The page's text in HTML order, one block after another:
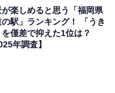
が新しい感じで2階
20代女性／宮城
ントと空が映えるか
が楽しめると思う「福岡県
駅」ランキング！ 「うき
を僅差で抑えた1位は？
年調査】